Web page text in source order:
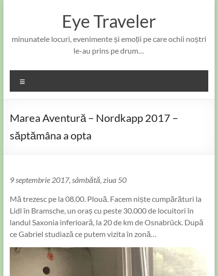
Eye Traveler
minunatele locuri, evenimente și emoții pe care ochii noștri
le-au prins pe drum…
Marea Aventură – Nordkapp 2017 –
săptămâna a opta
9 septembrie 2017, sâmbătă, ziua 50
Mă trezesc pe la 08.00. Plouă. Facem niște cumpărături la
Lidl în Bramsche, un oraș cu peste 30.000 de locuitori în
landul Saxonia inferioară, la 20 de km de Osnabrück. După
ce Gabriel studiază ce putem vizita în zonă…